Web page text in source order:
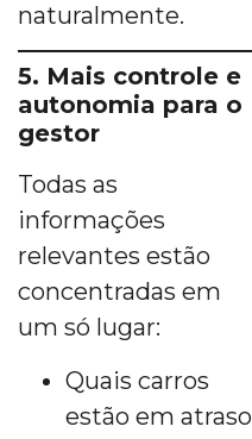
naturalmente.
5. Mais controle e
autonomia para o
gestor
Todas as
informações
relevantes estão
concentradas em
um só lugar:
Quais carros
estão em atraso